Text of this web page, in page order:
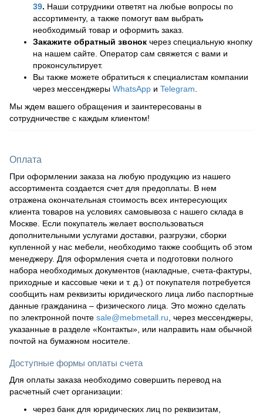
39. Наши сотрудники ответят на любые вопросы по
ассортименту, а также помогут вам выбрать
необходимый товар и оформить заказ.
Закажите обратный звонок через специальную кнопку
на нашем сайте. Оператор сам свяжется с вами и
проконсультирует.
Вы также можете обратиться к специалистам компании
через мессенджеры WhatsApp и Telegram
Мы ждем вашего обращения и заинтересованы в
сотрудничестве с каждым клиентом!
Оплата
При оформлении заказа на любую продукцию из нашего
ассортимента создается счет для предоплаты. В нем
отражена окончательная стоимость всех интересующих
клиента товаров на условиях самовывоза с нашего склада в
Москве. Если покупатель желает воспользоваться
дополнительными услугами доставки, разгрузки, сборки
купленной у нас мебели, необходимо также сообщить об этом
менеджеру. Для оформления счета и подготовки полного
набора необходимых документов (накладные, счета-фактуры,
приходные и кассовые чеки и т. д.) от покупателя потребуется
сообщить нам реквизиты юридического лица либо паспортные
данные гражданина – физического лица. Это можно сделать
по электронной почте sale@mebmetall.ru , через мессенджеры,
указанные в разделе «Контакты», или направить нам обычной
почтой на бумажном носителе.
Доступные формы оплаты счета
Для оплаты заказа необходимо совершить перевод на
расчетный счет организации:
через банк для юридических лиц по реквизитам,